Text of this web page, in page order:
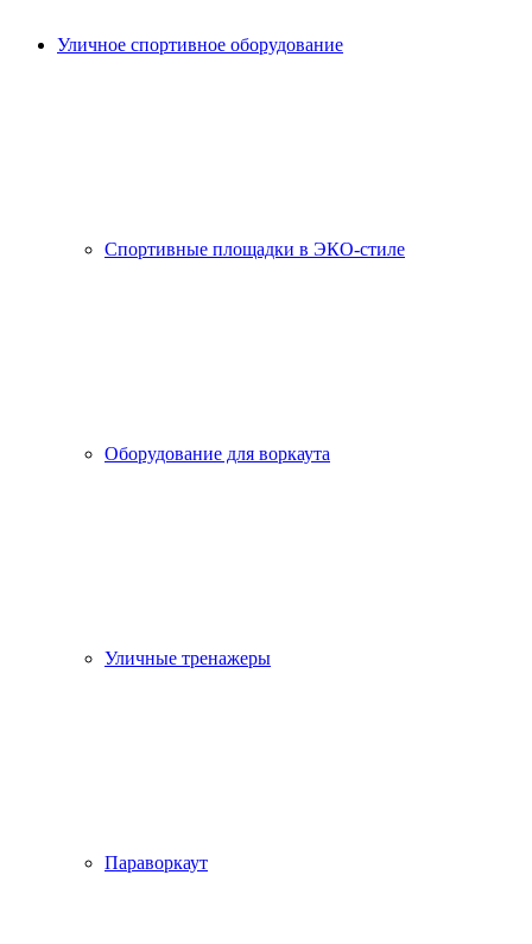
Уличное спортивное оборудование
Спортивные площадки в ЭКО-стиле
Оборудование для воркаута
Уличные тренажеры
Параворкаут